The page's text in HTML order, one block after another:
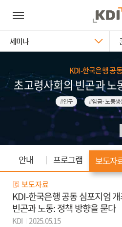
세미나
KDI-한국은행 공
초고령사회의 빈곤과 노
#인구 #임금·노동
안내 프로그램 보도자
보도자료
KDI-한국은행 공동 심포지엄
빈곤과 노동: 정책 방향을 묻다
KDI 2025.05.15